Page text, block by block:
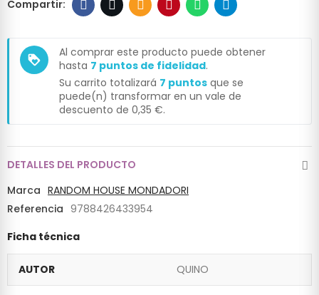
loyalty
Al comprar este producto puede obtener
hasta 7 puntos de fidelidad.
Su carrito totalizará 7 puntos que se
puede(n) transformar en un vale de
descuento de 0,35 €.
DETALLES DEL PRODUCTO
Marca RANDOM HOUSE MONDADORI
Referencia 9788426433954
Ficha técnica
AUTOR QUINO